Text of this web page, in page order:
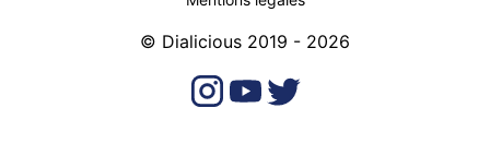
© Dialicious 2019 - 2026